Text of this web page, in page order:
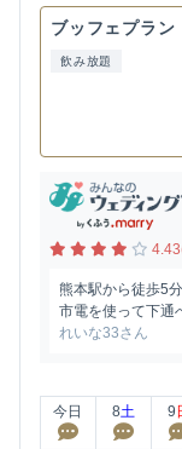
ブッフェプラン
飲み放題
熊本駅から徒歩5
市電を使って下通
れいな33さん
今日 8土 9